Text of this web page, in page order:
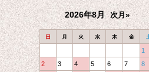
2026年8月 次月»
日 月 火 水 木 金
1
2
3 4 5 6 7
8